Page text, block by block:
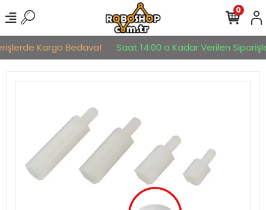
Kargo Bedava! Saat 14:00 a Kadar Verilen
0